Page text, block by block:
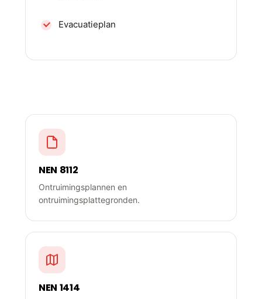
Evacuatieplan
NEN 8112
Ontruimingsplannen en
ontruimingsplattegronden.
NEN 1414